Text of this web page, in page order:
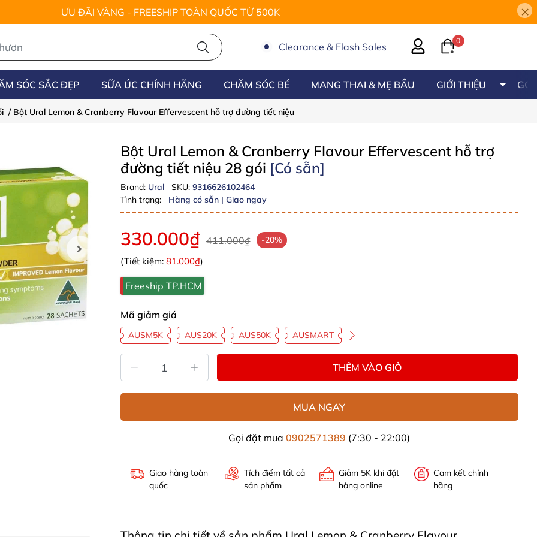
ƯU ĐÃI VÀNG - FREESHIP TOÀN QUỐC TỪ 500K ×
Clearance & Flash Sales
0
SÓC SẮC ĐẸP SỮA ÚC CHÍNH HÃNG CHĂM SÓC BÉ MANG THAI & MẸ BẦU GIỚI THIỆU
/ Bột Ural Lemon & Cranberry Flavour Effervescent hỗ trợ đường tiết niệu
Bột Ural Lemon & Cranberry Flavour Effervescent hỗ trợ
đường tiết niệu 28 gói [Có sẵn]
Brand: Ural SKU: 9316626102464
Tình trạng:
Hàng có sẵn | Giao ngay
330.000₫ 411.000₫ -20%
(Tiết kiệm: 81.000₫)
Freeship TP.HCM
Mã giảm giá
AUSM5K AUS20K AUS50K AUSMART
THÊM VÀO GIỎ
MUA NGAY
Gọi đặt mua0902571389 (7:30 - 22:00)
Giao hàng toàn
quốc
Tích điểm tất cả
sản phẩm
Giảm 5K khi đặt
hàng online
Cam kết chính
hãng